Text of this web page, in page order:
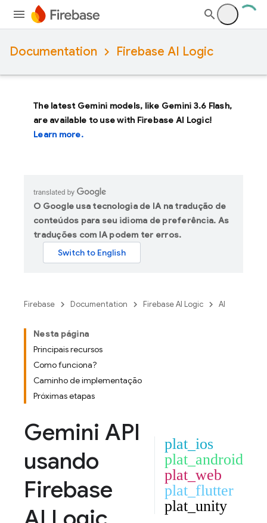
Documentation Firebase AI Logic
The latest Gemini models, like Gemini 3.6 Flash,
are available to use with Firebase AI Logic!
Learn more.
O Google usa tecnologia de IA na tradução de
conteúdos para seu idioma de preferência. As
traduções com IA podem ter erros.
Firebase Documentation Firebase AI Logic AI
Nesta página
Principais recursos
Como funciona?
Caminho de implementação
Próximas etapas
Gemini API
usando
Firebase
plat_ios
plat_android
plat_web
plat_flutter
plat_unity